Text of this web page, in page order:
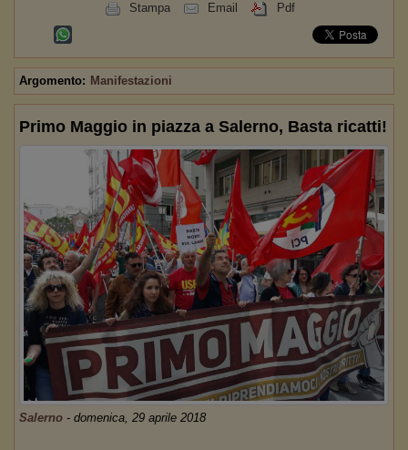
Stampa Email Pdf
Argomento: Manifestazioni
Primo Maggio in piazza a Salerno, Basta ricatti!
Salerno - domenica, 29 aprile 2018